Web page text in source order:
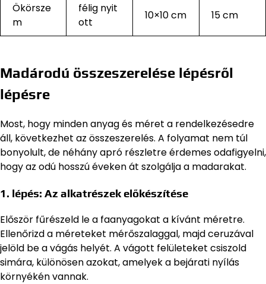
Ökörsze
m
félig nyit
ott
10×10 cm 15 cm
Madárodú összeszerelése lépésről
lépésre
Most, hogy minden anyag és méret a rendelkezésedre
áll, következhet az összeszerelés. A folyamat nem túl
bonyolult, de néhány apró részletre érdemes odafigyelni,
hogy az odú hosszú éveken át szolgálja a madarakat.
1. lépés: Az alkatrészek előkészítése
Először fűrészeld le a faanyagokat a kívánt méretre.
Ellenőrizd a méreteket mérőszalaggal, majd ceruzával
jelöld be a vágás helyét. A vágott felületeket csiszold
simára, különösen azokat, amelyek a bejárati nyílás
környékén vannak.